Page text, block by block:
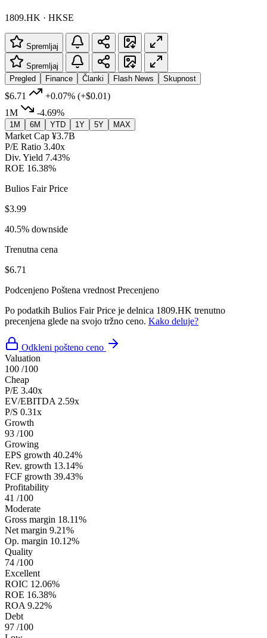
1809.HK · HKSE
Spremljaj
Spremljaj
Pregled
Finance Članki Flash News Skupnost
$6.71 +0.07% (+$0.01)
1M
-4.69%
1M 6M YTD 1Y 5Y MAX
Market Cap ¥3.7B
P/E Ratio 3.40x
Div. Yield 7.43%
ROE 16.38%
Bulios Fair Price
$3.99
40.5% downside
Trenutna cena
$6.71
Podcenjeno Poštena vrednost Precenjeno
Po podatkih Bulios Fair Price je delnica 1809.HK trenutno
precenjena glede na svojo tržno ceno. Kako deluje?
Odkleni pošteno ceno
Valuation
100 /100
Cheap
P/E 3.40x
EV/EBITDA 2.59x
P/S 0.31x
Growth
93 /100
Growing
EPS growth 40.24%
Rev. growth 13.14%
FCF growth 39.43%
Profitability
41 /100
Moderate
Gross margin 18.11%
Net margin 9.21%
Op. margin 10.12%
Quality
74 /100
Excellent
ROIC 12.06%
ROE 16.38%
ROA 9.22%
Debt
97 /100